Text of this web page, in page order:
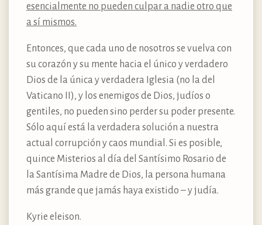
esencialmente no pueden culpar a nadie otro que
a sí mismos.
Entonces, que cada uno de nosotros se vuelva con
su corazón y su mente hacia el único y verdadero
Dios de la única y verdadera Iglesia (no la del
Vaticano II), y los enemigos de Dios, judíos o
gentiles, no pueden sino perder su poder presente.
Sólo aquí está la verdadera solución a nuestra
actual corrupción y caos mundial. Si es posible,
quince Misterios al día del Santísimo Rosario de
la Santísima Madre de Dios, la persona humana
más grande que jamás haya existido – y judía.
Kyrie eleison.